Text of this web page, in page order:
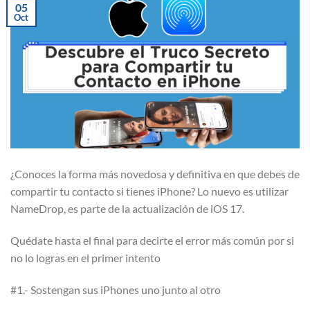
05
Oct
¿Conoces la forma más novedosa y definitiva en que debes de
compartir tu contacto si tienes iPhone? Lo nuevo es utilizar
NameDrop, es parte de la actualización de iOS 17.
Quédate hasta el final para decirte el error más común por si
no lo logras en el primer intento
#1.- Sostengan sus iPhones uno junto al otro